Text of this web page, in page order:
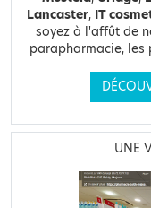
Lancaster, IT
soyez à l'affût de
parapharmacie, les
UNE